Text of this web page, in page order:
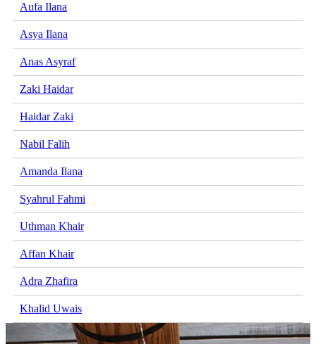
Aufa Ilana
Asya Ilana
Anas Asyraf
Zaki Haidar
Haidar Zaki
Nabil Falih
Amanda Ilana
Syahrul Fahmi
Uthman Khair
Affan Khair
Adra Zhafira
Khalid Uwais